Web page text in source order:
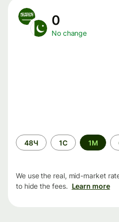
0
No change
Time
period
48Ч 1С 1М
We use the real, mid-market
to hide the fees. Learn more